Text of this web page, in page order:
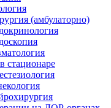
(амбулаторно)
стационаре